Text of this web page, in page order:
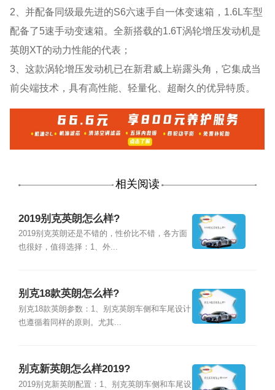
2、并配备同级最先进的S6六速手自一体变速箱，1.6L车型
配备了5速手动变速箱。全新搭载的1.6T涡轮增压发动机是
英朗XT的动力性能的代表；
3、这款涡轮增压发动机已在新君威上崭露头角，它集成当
前尖端技术，具有高性能、轻量化、超耐久的优异特质。
相关阅读
2019别克英朗怎么样?
2019别克英朗还是不错的，性价比不错，各方面
也很好，值得选择：1、外...
别克18款英朗怎么样?
别克18款英朗参数：1、别克英朗车侧和车尾设计
也遵循着同样的原则。尤其...
别克新英朗怎么样2019?
2019别克新英朗配置：1、别克英朗车侧和车尾设